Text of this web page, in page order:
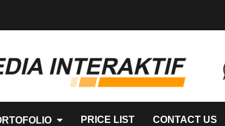
PRICE LIST CONTACT US